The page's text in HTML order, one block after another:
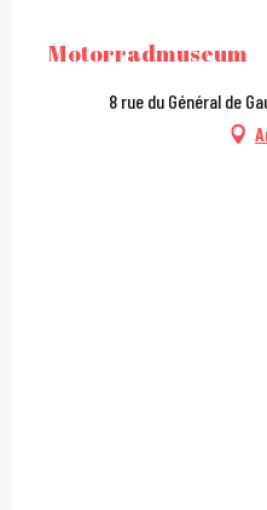
Motorradmuseum
8 rue du Général de